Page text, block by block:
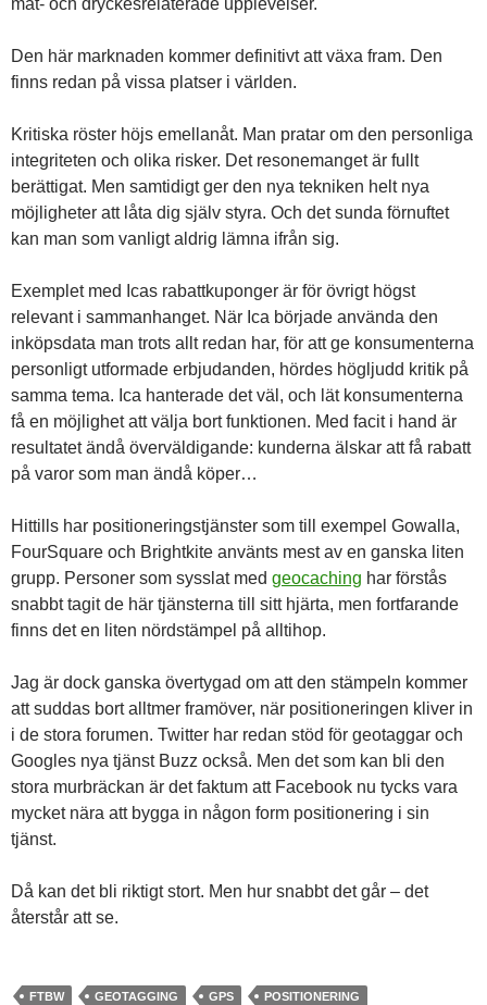
mat- och dryckesrelaterade upplevelser.
Den här marknaden kommer definitivt att växa fram. Den
finns redan på vissa platser i världen.
Kritiska röster höjs emellanåt. Man pratar om den personliga
integriteten och olika risker. Det resonemanget är fullt
berättigat. Men samtidigt ger den nya tekniken helt nya
möjligheter att låta dig själv styra. Och det sunda förnuftet
kan man som vanligt aldrig lämna ifrån sig.
Exemplet med Icas rabattkuponger är för övrigt högst
relevant i sammanhanget. När Ica började använda den
inköpsdata man trots allt redan har, för att ge konsumenterna
personligt utformade erbjudanden, hördes högljudd kritik på
samma tema. Ica hanterade det väl, och lät konsumenterna
få en möjlighet att välja bort funktionen. Med facit i hand är
resultatet ändå överväldigande: kunderna älskar att få rabatt
på varor som man ändå köper…
Hittills har positioneringstjänster som till exempel Gowalla,
FourSquare och Brightkite använts mest av en ganska liten
grupp. Personer som sysslat med geocaching har förstås
snabbt tagit de här tjänsterna till sitt hjärta, men fortfarande
finns det en liten nördstämpel på alltihop.
Jag är dock ganska övertygad om att den stämpeln kommer
att suddas bort alltmer framöver, när positioneringen kliver in
i de stora forumen. Twitter har redan stöd för geotaggar och
Googles nya tjänst Buzz också. Men det som kan bli den
stora murbräckan är det faktum att Facebook nu tycks vara
mycket nära att bygga in någon form positionering i sin
tjänst.
Då kan det bli riktigt stort. Men hur snabbt det går – det
återstår att se.
FTBW GEOTAGGING GPS POSITIONERING